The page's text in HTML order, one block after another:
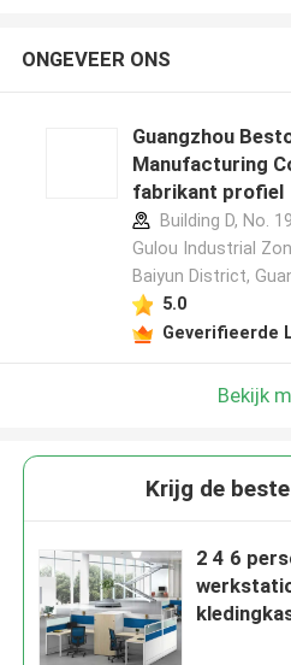
ONGEVEER ONS
Guangzhou
Manufacturing
fabrikant profiel
Building D, No.
Gulou Industrial
Baiyun District,
5.0
Geverifieerde
Bekijk
Krijg de
2 4 6